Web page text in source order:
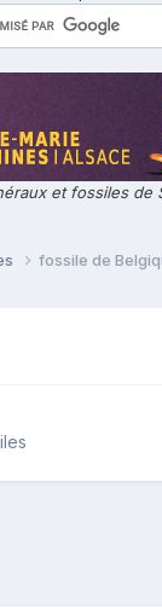
et fossiles de
fossile de